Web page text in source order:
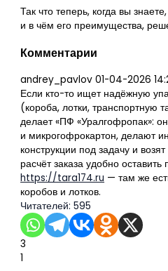
Так что теперь, когда вы
и в чём его преимущества,
Комментарии
andrey_pavlov 01-04-2026
Если кто-то ищет надёжную
(короба, лотки, транспортную
делает «ПФ «Уралгофропак»:
и микрогофрокартон, делают
конструкции под задачу и
расчёт заказа удобно
https://tara174.ru — там же
коробов и лотков.
Читателей: 595
3
1